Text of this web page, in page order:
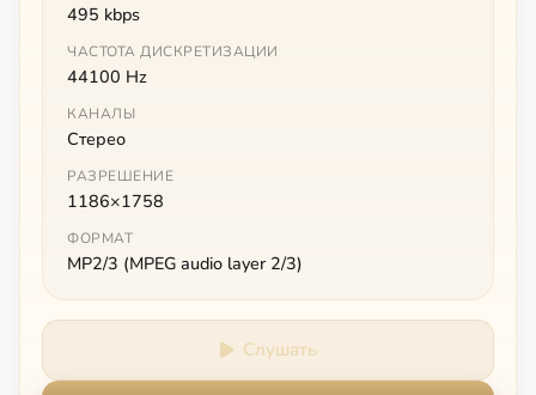
495 kbps
ЧАСТОТА ДИСКРЕТИЗАЦИИ
44100 Hz
КАНАЛЫ
Стерео
РАЗРЕШЕНИЕ
1186×1758
ФОРМАТ
MP2/3 (MPEG audio layer 2/3)
Слушать